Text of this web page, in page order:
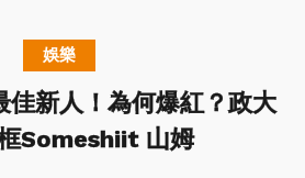
娛樂
佳新人！為何爆紅？政大
Someshiit 山姆